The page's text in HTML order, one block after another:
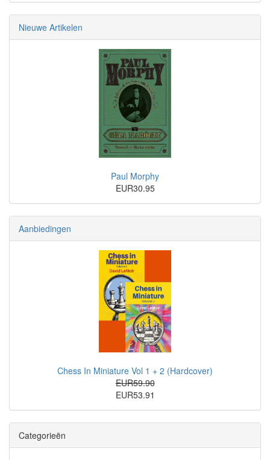
Nieuwe Artikelen
Paul Morphy
EUR30.95
Aanbiedingen
Chess In Miniature Vol 1 + 2 (Hardcover)
EUR59.90
EUR53.91
Categorieën